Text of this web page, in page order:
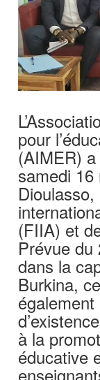
pour
(AIMER)
samedi
(FIIA) et
Prévue
dans la
Burkina,
à la
éducative